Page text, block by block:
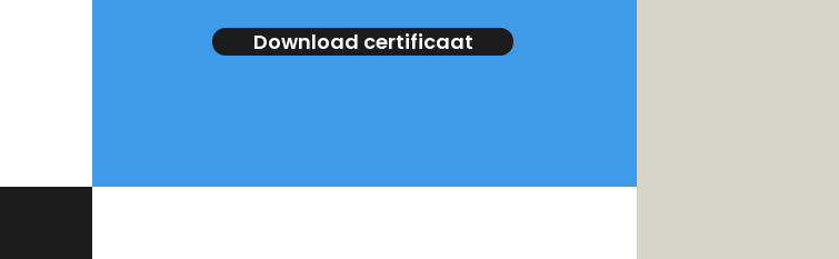
Download certificaat